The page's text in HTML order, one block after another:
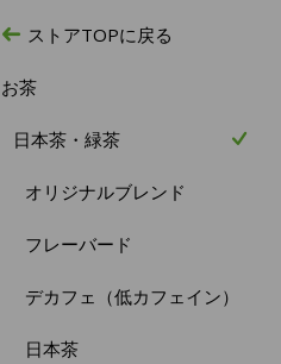
ストアTOPに戻る
お茶
日本茶・緑茶
オリジナルブレンド
フレーバード
デカフェ（低カフェイン）
日本茶